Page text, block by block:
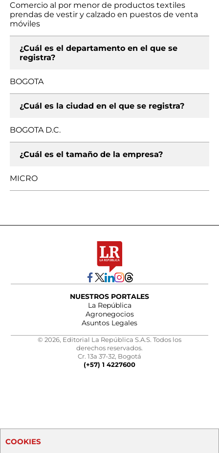
Comercio al por menor de productos textiles
prendas de vestir y calzado en puestos de venta
móviles
¿Cuál es el departamento en el que se
registra?
BOGOTA
¿Cuál es la ciudad en el que se registra?
BOGOTA D.C.
¿Cuál es el tamaño de la empresa?
MICRO
NUESTROS PORTALES
La República
Agronegocios
Asuntos Legales
© 2026, Editorial La República S.A.S. Todos los
derechos reservados.
Cr. 13a 37-32, Bogotá
(+57) 1 4227600
COOKIES